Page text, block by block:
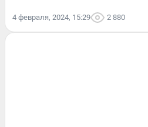
4 февраля, 2024, 15:29 2 880